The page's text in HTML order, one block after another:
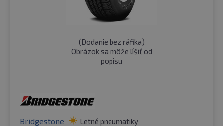
(Dodanie bez ráfika)
Obrázok sa môže líšiť od
popisu
Bridgestone Letné pneumatiky